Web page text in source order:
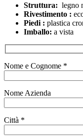
Struttura: legno
Rivestimento :
Piedi : plastica
Imballo: a vista
Nome e Cognome *
Nome Azienda
Città *